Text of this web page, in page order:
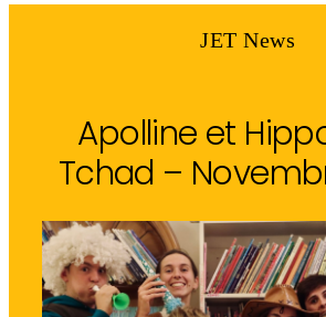
JET News
Apolline et
Tchad –